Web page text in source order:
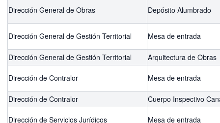
Dirección General de Obras Depósito Alumbrado
Dirección General de Gestión Territorial Mesa de entrada
Dirección General de Gestión Territorial Arquitectura de Obras
Dirección de Contralor Mesa de entrada
Dirección de Contralor Cuerpo Inspectivo
Dirección de Servicios Jurídicos Mesa de entrada